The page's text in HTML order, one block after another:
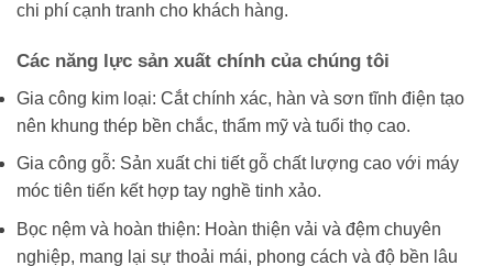
chi phí cạnh tranh cho khách hàng.
Các năng lực sản xuất chính của chúng tôi
Gia công kim loại: Cắt chính xác, hàn và sơn tĩnh điện tạo
nên khung thép bền chắc, thẩm mỹ và tuổi thọ cao.
Gia công gỗ: Sản xuất chi tiết gỗ chất lượng cao với máy
móc tiên tiến kết hợp tay nghề tinh xảo.
Bọc nệm và hoàn thiện: Hoàn thiện vải và đệm chuyên
nghiệp, mang lại sự thoải mái, phong cách và độ bền lâu